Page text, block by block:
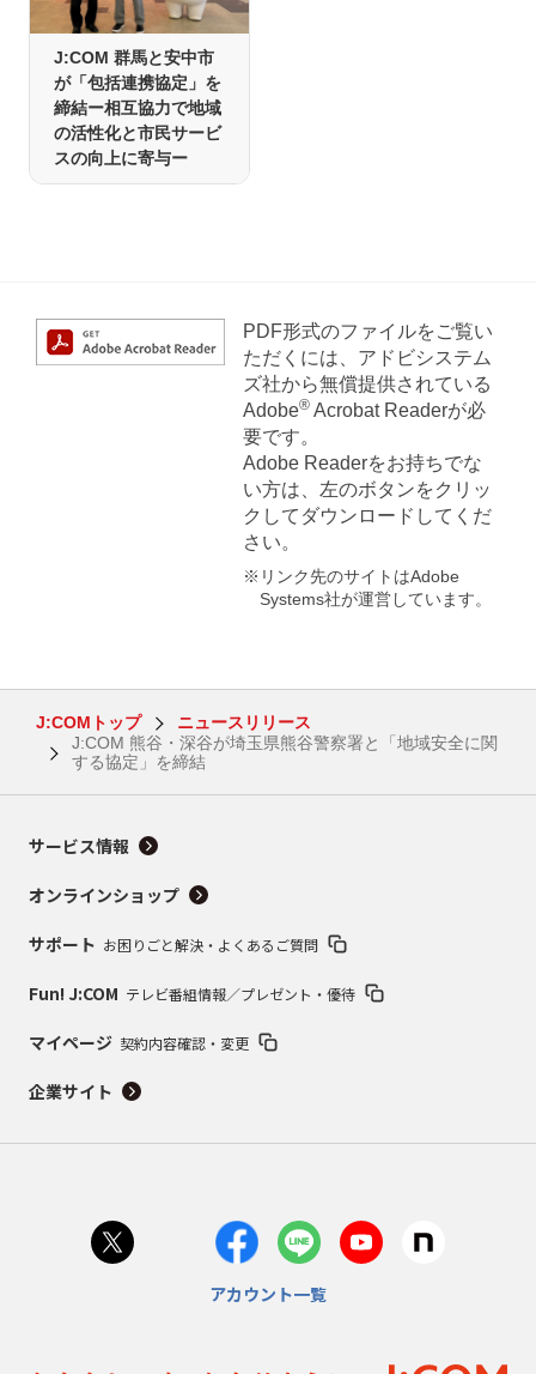
J:COM 群馬と安中市
が「包括連携協定」を
締結ー相互協力で地域
の活性化と市民サービ
スの向上に寄与ー
PDF形式のファイルをご覧い
ただくには、アドビシステム
ズ社から無償提供されている
Adobe®Acrobat Readerが必
要です。
Adobe Readerをお持ちでな
い方は、左のボタンをクリッ
クしてダウンロードしてくだ
さい。
※リンク先のサイトはAdobe
Systems社が運営しています。
J:COMトップ
ニュースリリース
J:COM 熊谷・深谷が埼玉県熊谷警察署と「地域安全に関
する協定」を締結
サービス情報
オンラインショップ
サポート お困りごと解決・よくあるご質問
Fun! J:COM テレビ番組情報／プレゼント・優待
マイページ 契約内容確認・変更
企業サイト
アカウント一覧